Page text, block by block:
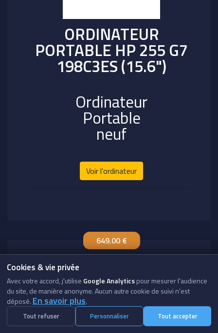
ORDINATEUR
PORTABLE HP 255 G7
198C3ES (15.6")
Ordinateur
Portable
neuf
Voir l'ordinateur
649.00 €
Cookies & vie privée
Avec votre accord, j'utilise Google Analyticspour mesurer l'audience
du site, de manière anonyme. Aucun autre cookie de suivi n'est
déposé. En savoir plus.
Tout refuser Personnaliser Tout accepter